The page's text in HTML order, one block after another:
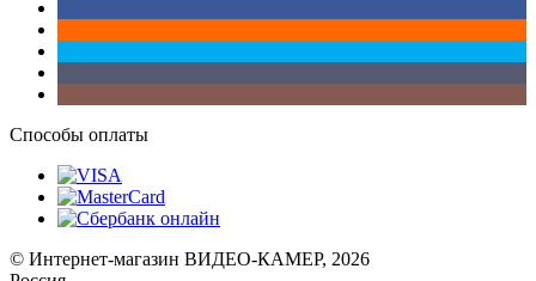
Способы оплаты
© Интернет-магазин ВИДЕО-КАМЕР, 2026